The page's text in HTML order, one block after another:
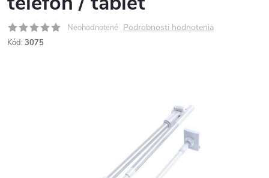
Neohodnotené Podrobnosti hodnotenia
Kód: 3075